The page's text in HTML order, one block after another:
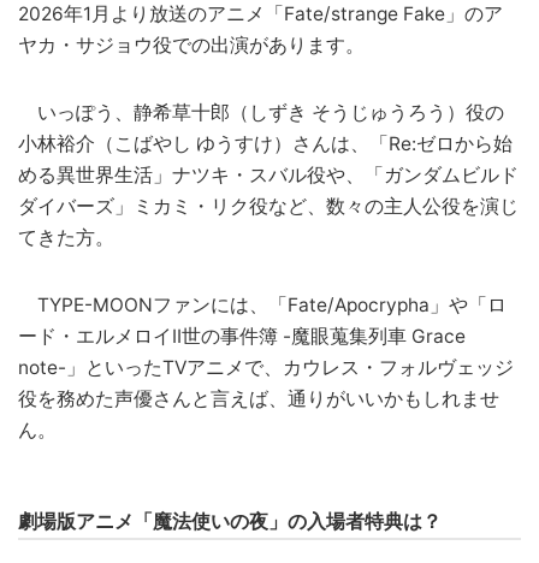
2026年1月より放送のアニメ「Fate/strange Fake」のア
ヤカ・サジョウ役での出演があります。
いっぽう、静希草十郎（しずき そうじゅうろう）役の
小林裕介（こばやし ゆうすけ）さんは、「Re:ゼロから始
める異世界生活」ナツキ・スバル役や、「ガンダムビルド
ダイバーズ」ミカミ・リク役など、数々の主人公役を演じ
てきた方。
TYPE-MOONファンには、「Fate/Apocrypha」や「ロ
ード・エルメロイII世の事件簿 -魔眼蒐集列車 Grace
note-」といったTVアニメで、カウレス・フォルヴェッジ
役を務めた声優さんと言えば、通りがいいかもしれませ
ん。
劇場版アニメ「魔法使いの夜」の入場者特典は？